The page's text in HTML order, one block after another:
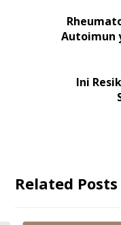
Autoimun
Ini
Related Posts